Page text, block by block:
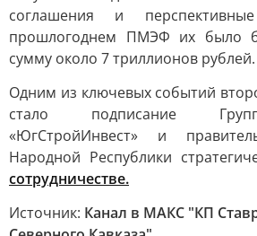
соглашения и
прошлогоднем ПМЭФ их было
сумму около 7 триллионов рублей.
Одним из ключевых событий
стало подписание
«ЮгСтройИнвест» и
Народной Республики
сотрудничестве.
Источник: Канал в МАКС "КП